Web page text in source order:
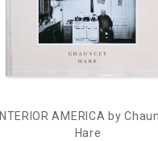
INTERIOR AMERICA by
Hare